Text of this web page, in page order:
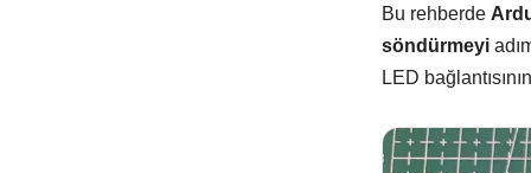
Arduino Sensörleri
Arduino Setleri
Bu rehberde
söndürmeyi
LED